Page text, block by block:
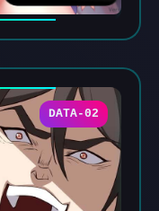
DATA-02